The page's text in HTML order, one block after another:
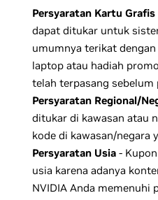
Persyaratan Kartu Grafis
dapat ditukar untuk
umumnya terikat
laptop atau hadiah
telah terpasang sebelum
Persyaratan Regional/
ditukar di kawasan atau
kode di kawasan/negara
Persyaratan Usia -
usia karena adanya
NVIDIA Anda memenuhi